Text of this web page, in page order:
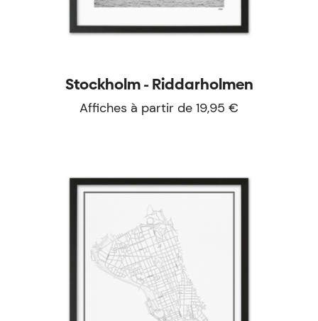
Stockholm - Riddarholmen
Affiches à partir de 19,95 €